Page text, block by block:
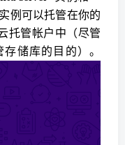
例可以托管在你的
托管帐户中（尽管
储库的目的）。